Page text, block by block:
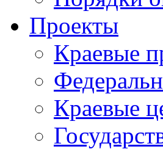
Проекты
Краевые
Краевые